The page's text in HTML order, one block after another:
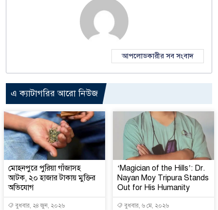
আপলোডকারীর সব সংবাদ
এ ক্যাটাগরির আরো নিউজ
মোহনপুরে পুরিয়া গাঁজাসহ
আটক, ২০ হাজার টাকায় মুক্তির
অভিযোগ
বুধবার, ২৪ জুন, ২০২৬
‘Magician of the Hills’: Dr.
Nayan Moy Tripura Stands
Out for His Humanity
বুধবার, ৬ মে, ২০২৬